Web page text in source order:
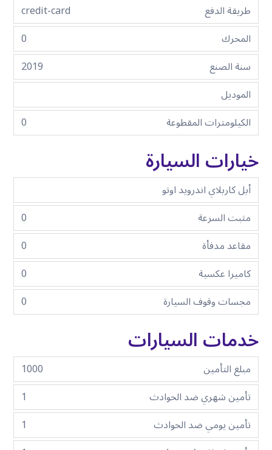
طريقة الدفع
credit-card
المحرك
0
سنة الصنع
2019
الموديل
الكيلومترات المقطوعة
0
خيارات السيارة
أبل كاربلاي اندرويد اوتو
مثبت السرعة
0
مقاعد مدفأة
0
كاميرا عكسية
0
مجسات وقوف السيارة
0
خدمات السيارات
مبلغ التأمين
1000
تأمين شهري ضد الحوادث
1
تأمين يومي ضد الحوادث
1